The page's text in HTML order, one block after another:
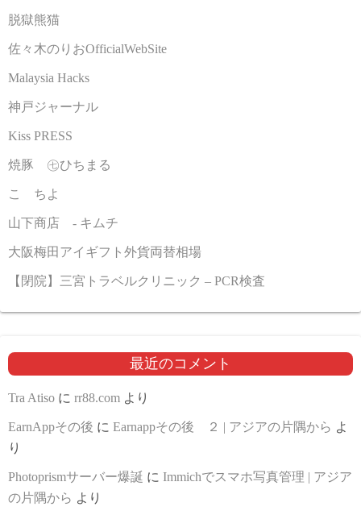
脱獄熊猫
佐々木のりおOfficialWebSite
Malaysia Hacks
神戸ジャーナル
Kiss PRESS
焼豚 ㊆ひちまる
こゝちよ
山下商店 - キムチ
大阪梅田アイギフト外貨両替相場
【閉院】三宮トラベルクリニック – PCR検査
最近のコメント
Tra Atiso に rr88.com より
EarnAppその後 に Earnappその後 ２ | アジアの片隅から よ
り
Photoprismサーバー爆誕 に Immichでスマホ写真管理 | アジア
の片隅から より